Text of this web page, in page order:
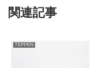
関連記事
TEPPEN